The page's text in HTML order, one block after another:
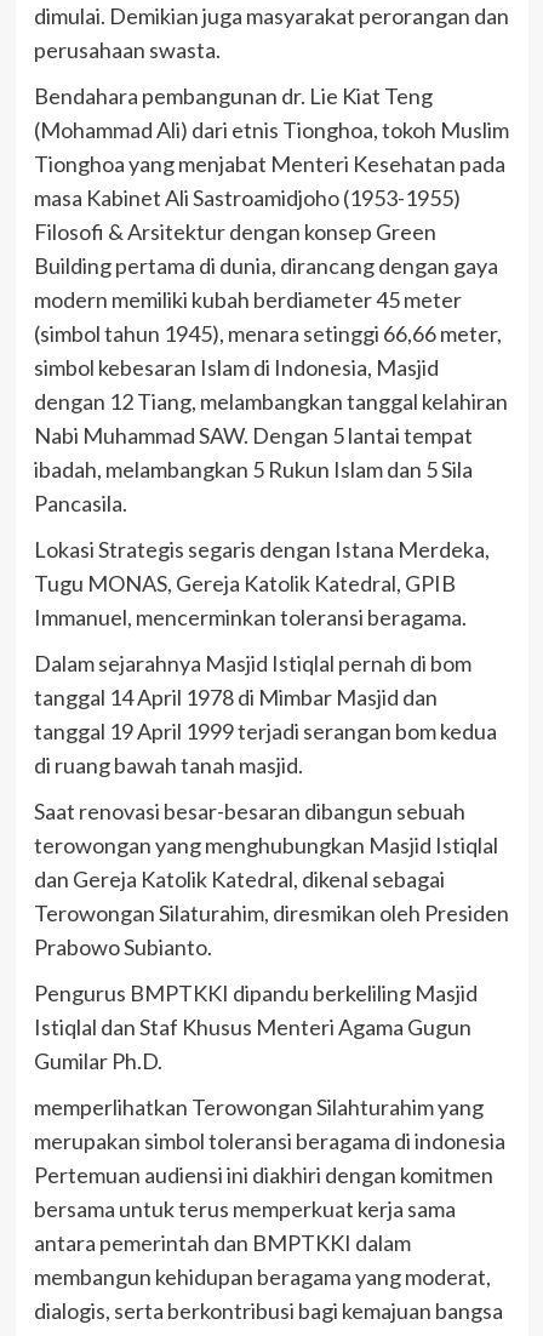
dimulai. Demikian juga masyarakat perorangan dan
perusahaan swasta.
Bendahara pembangunan dr. Lie Kiat Teng
(Mohammad Ali) dari etnis Tionghoa, tokoh Muslim
Tionghoa yang menjabat Menteri Kesehatan pada
masa Kabinet Ali Sastroamidjoho (1953-1955)
Filosofi & Arsitektur dengan konsep Green
Building pertama di dunia, dirancang dengan gaya
modern memiliki kubah berdiameter 45 meter
(simbol tahun 1945), menara setinggi 66,66 meter,
simbol kebesaran Islam di Indonesia, Masjid
dengan 12 Tiang, melambangkan tanggal kelahiran
Nabi Muhammad SAW. Dengan 5 lantai tempat
ibadah, melambangkan 5 Rukun Islam dan 5 Sila
Pancasila.
Lokasi Strategis segaris dengan Istana Merdeka,
Tugu MONAS, Gereja Katolik Katedral, GPIB
Immanuel, mencerminkan toleransi beragama.
Dalam sejarahnya Masjid Istiqlal pernah di bom
tanggal 14 April 1978 di Mimbar Masjid dan
tanggal 19 April 1999 terjadi serangan bom kedua
di ruang bawah tanah masjid.
Saat renovasi besar-besaran dibangun sebuah
terowongan yang menghubungkan Masjid Istiqlal
dan Gereja Katolik Katedral, dikenal sebagai
Terowongan Silaturahim, diresmikan oleh Presiden
Prabowo Subianto.
Pengurus BMPTKKI dipandu berkeliling Masjid
Istiqlal dan Staf Khusus Menteri Agama Gugun
Gumilar Ph.D.
memperlihatkan Terowongan Silahturahim yang
merupakan simbol toleransi beragama di indonesia
Pertemuan audiensi ini diakhiri dengan komitmen
bersama untuk terus memperkuat kerja sama
antara pemerintah dan BMPTKKI dalam
membangun kehidupan beragama yang moderat,
dialogis, serta berkontribusi bagi kemajuan bangsa